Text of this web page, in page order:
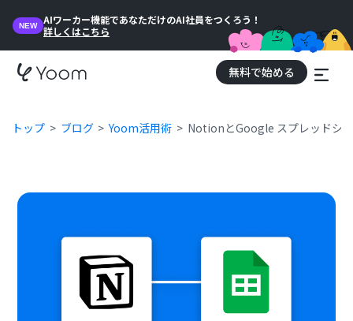
NEW
AIワーカー機能であなただけのAI社員をつくろう！
詳しくはこちら
無料で始める
トップ ブログ Yoom活用術 NotionとGoogle スプレッドシ